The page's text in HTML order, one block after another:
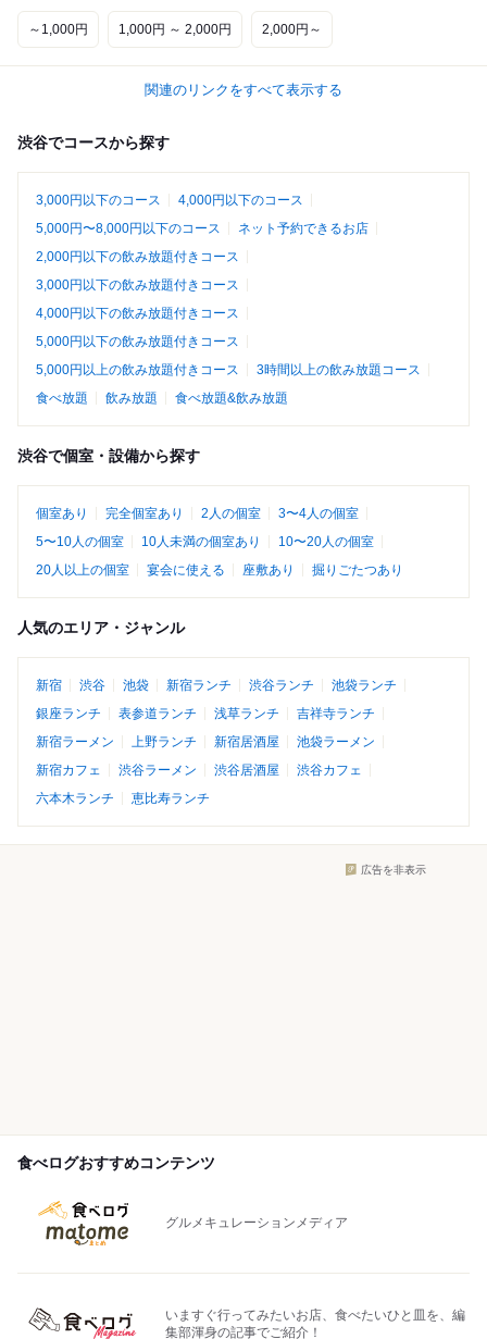
～1,000円 1,000円 ～ 2,000円 2,000円～
関連のリンクをすべて表示する
渋谷でコースから探す
3,000円以下のコース
4,000円以下のコース
5,000円〜8,000円以下のコース
ネット予約できるお店
2,000円以下の飲み放題付きコース
3,000円以下の飲み放題付きコース
4,000円以下の飲み放題付きコース
5,000円以下の飲み放題付きコース
5,000円以上の飲み放題付きコース
3時間以上の飲み放題コース
食べ放題
飲み放題 食べ放題&飲み放題
渋谷で個室・設備から探す
個室あり 完全個室あり 2人の個室
3〜4人の個室
5〜10人の個室
10人未満の個室あり
10〜20人の個室
20人以上の個室
宴会に使える 座敷あり 掘りごたつあり
人気のエリア・ジャンル
新宿 渋谷 池袋 新宿ランチ 渋谷ランチ
池袋ランチ
銀座ランチ
表参道ランチ 浅草ランチ
吉祥寺ランチ
新宿ラーメン
上野ランチ 新宿居酒屋
池袋ラーメン
新宿カフェ
渋谷ラーメン 渋谷居酒屋
渋谷カフェ
六本木ランチ
恵比寿ランチ
広告を非表示
食べログおすすめコンテンツ
グルメキュレーションメディア
いますぐ行ってみたいお店、食べたいひと皿を、編
集部渾身の記事でご紹介！